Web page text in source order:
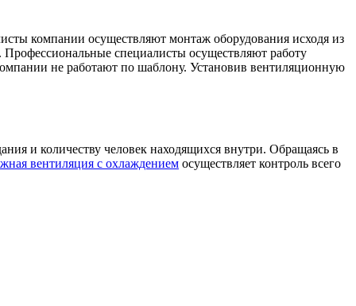
компании осуществляют монтаж оборудования исходя из
специалисты осуществляют работу
не работают по шаблону. Установив вентиляционную
и количеству человек находящихся внутри. Обращаясь в
вентиляция с охлаждением осуществляет контроль всего